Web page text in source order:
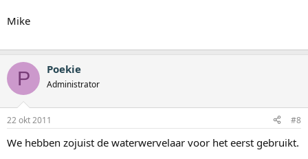
Mike
P Poekie
Administrator
22 okt 2011 #8
We hebben zojuist de waterwervelaar voor het eerst gebruikt.